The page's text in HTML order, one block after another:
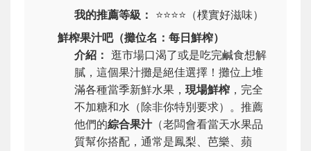
我的推薦等級： ⭐⭐⭐⭐ （樸實好滋味）
鮮榨果汁吧（攤位名：每日鮮榨）
介紹： 逛市場口渴了或是吃完鹹食想解
膩，這個果汁攤是絕佳選擇！攤位上堆
滿各種當季新鮮水果， 現場鮮榨 ，完全
不加糖和水（除非你特別要求）。推薦
他們的綜合果汁（老闆會看當天水果品
質幫你搭配，通常是鳳梨、芭樂、蘋